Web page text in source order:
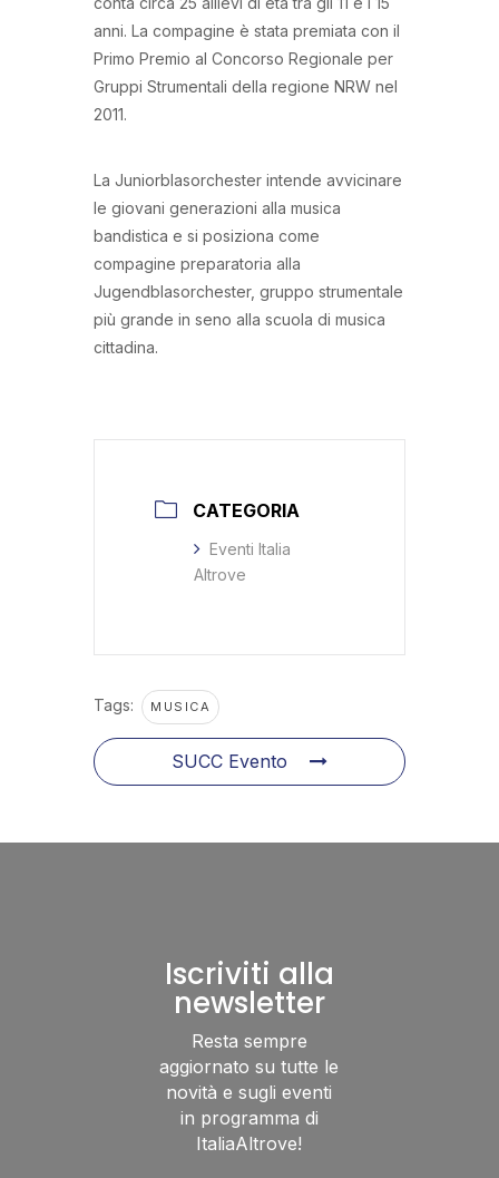
anni. La compagine è stata premiata con il
Primo Premio al Concorso Regionale per
Gruppi Strumentali della regione NRW nel
2011.
La Juniorblasorchester intende avvicinare
le giovani generazioni alla musica
bandistica e si posiziona come
compagine preparatoria alla
Jugendblasorchester, gruppo strumentale
più grande in seno alla scuola di musica
cittadina.
CATEGORIA
Eventi Italia
Altrove
Tags: MUSICA
SUCC Evento
Iscriviti alla
newsletter
Resta sempre
aggiornato su tutte le
novità e sugli eventi
in programma di
ItaliaAltrove!